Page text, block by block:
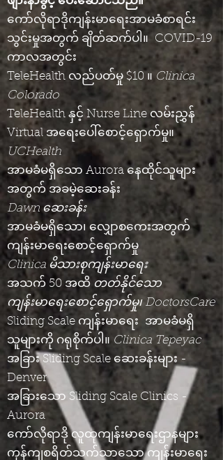
ကော်လိုရာဒိုကျန်းမာရေးအာမခံစာရင်း
သွင်းမှုအတွက် ချိတ်ဆက်ပါ။
COVID-19
ကာလအတွင်း
TeleHealth လည်ပတ်မှု $10 ။ Clinica
Colorado
TeleHealth နှင့် Nurse Line လမ်းညွှန်
Virtual အရေးပေါ်စောင့်ရှောက်မှု။
UCHealth
အာမခံမရှိသော Aurora နေထိုင်သူများ
အတွက် အခမဲ့ဆေးခန်း
Dawn ဆေးခန်း
အာမခံမရှိသော၊ လျှောစကေးအတွက်
ကျန်းမာရေးစောင့်ရှောက်မှု
Clinica မိသားစုကျန်းမာရေး
အသက် 50 အထိ တတ်နိုင်သော
ကျန်းမာရေးစောင့်ရှောက်မှု၊ DoctorsCare
Sliding Scale ကျန်းမာရေး
အာမခံမရှိ
သူများကို ဂရုစိုက်ပါ။ Clinica Tepeyac
အခြား Sliding Scale ဆေးခန်းများ -
Denver
အခြားသော Sliding Scale Clinics -
Aurora
ကော်လိုရာဒို လူထုကျန်းမာရေးဌာနများ
ကုန်ကျစရိတ်သက်သာသော ကျန်းမာရေး